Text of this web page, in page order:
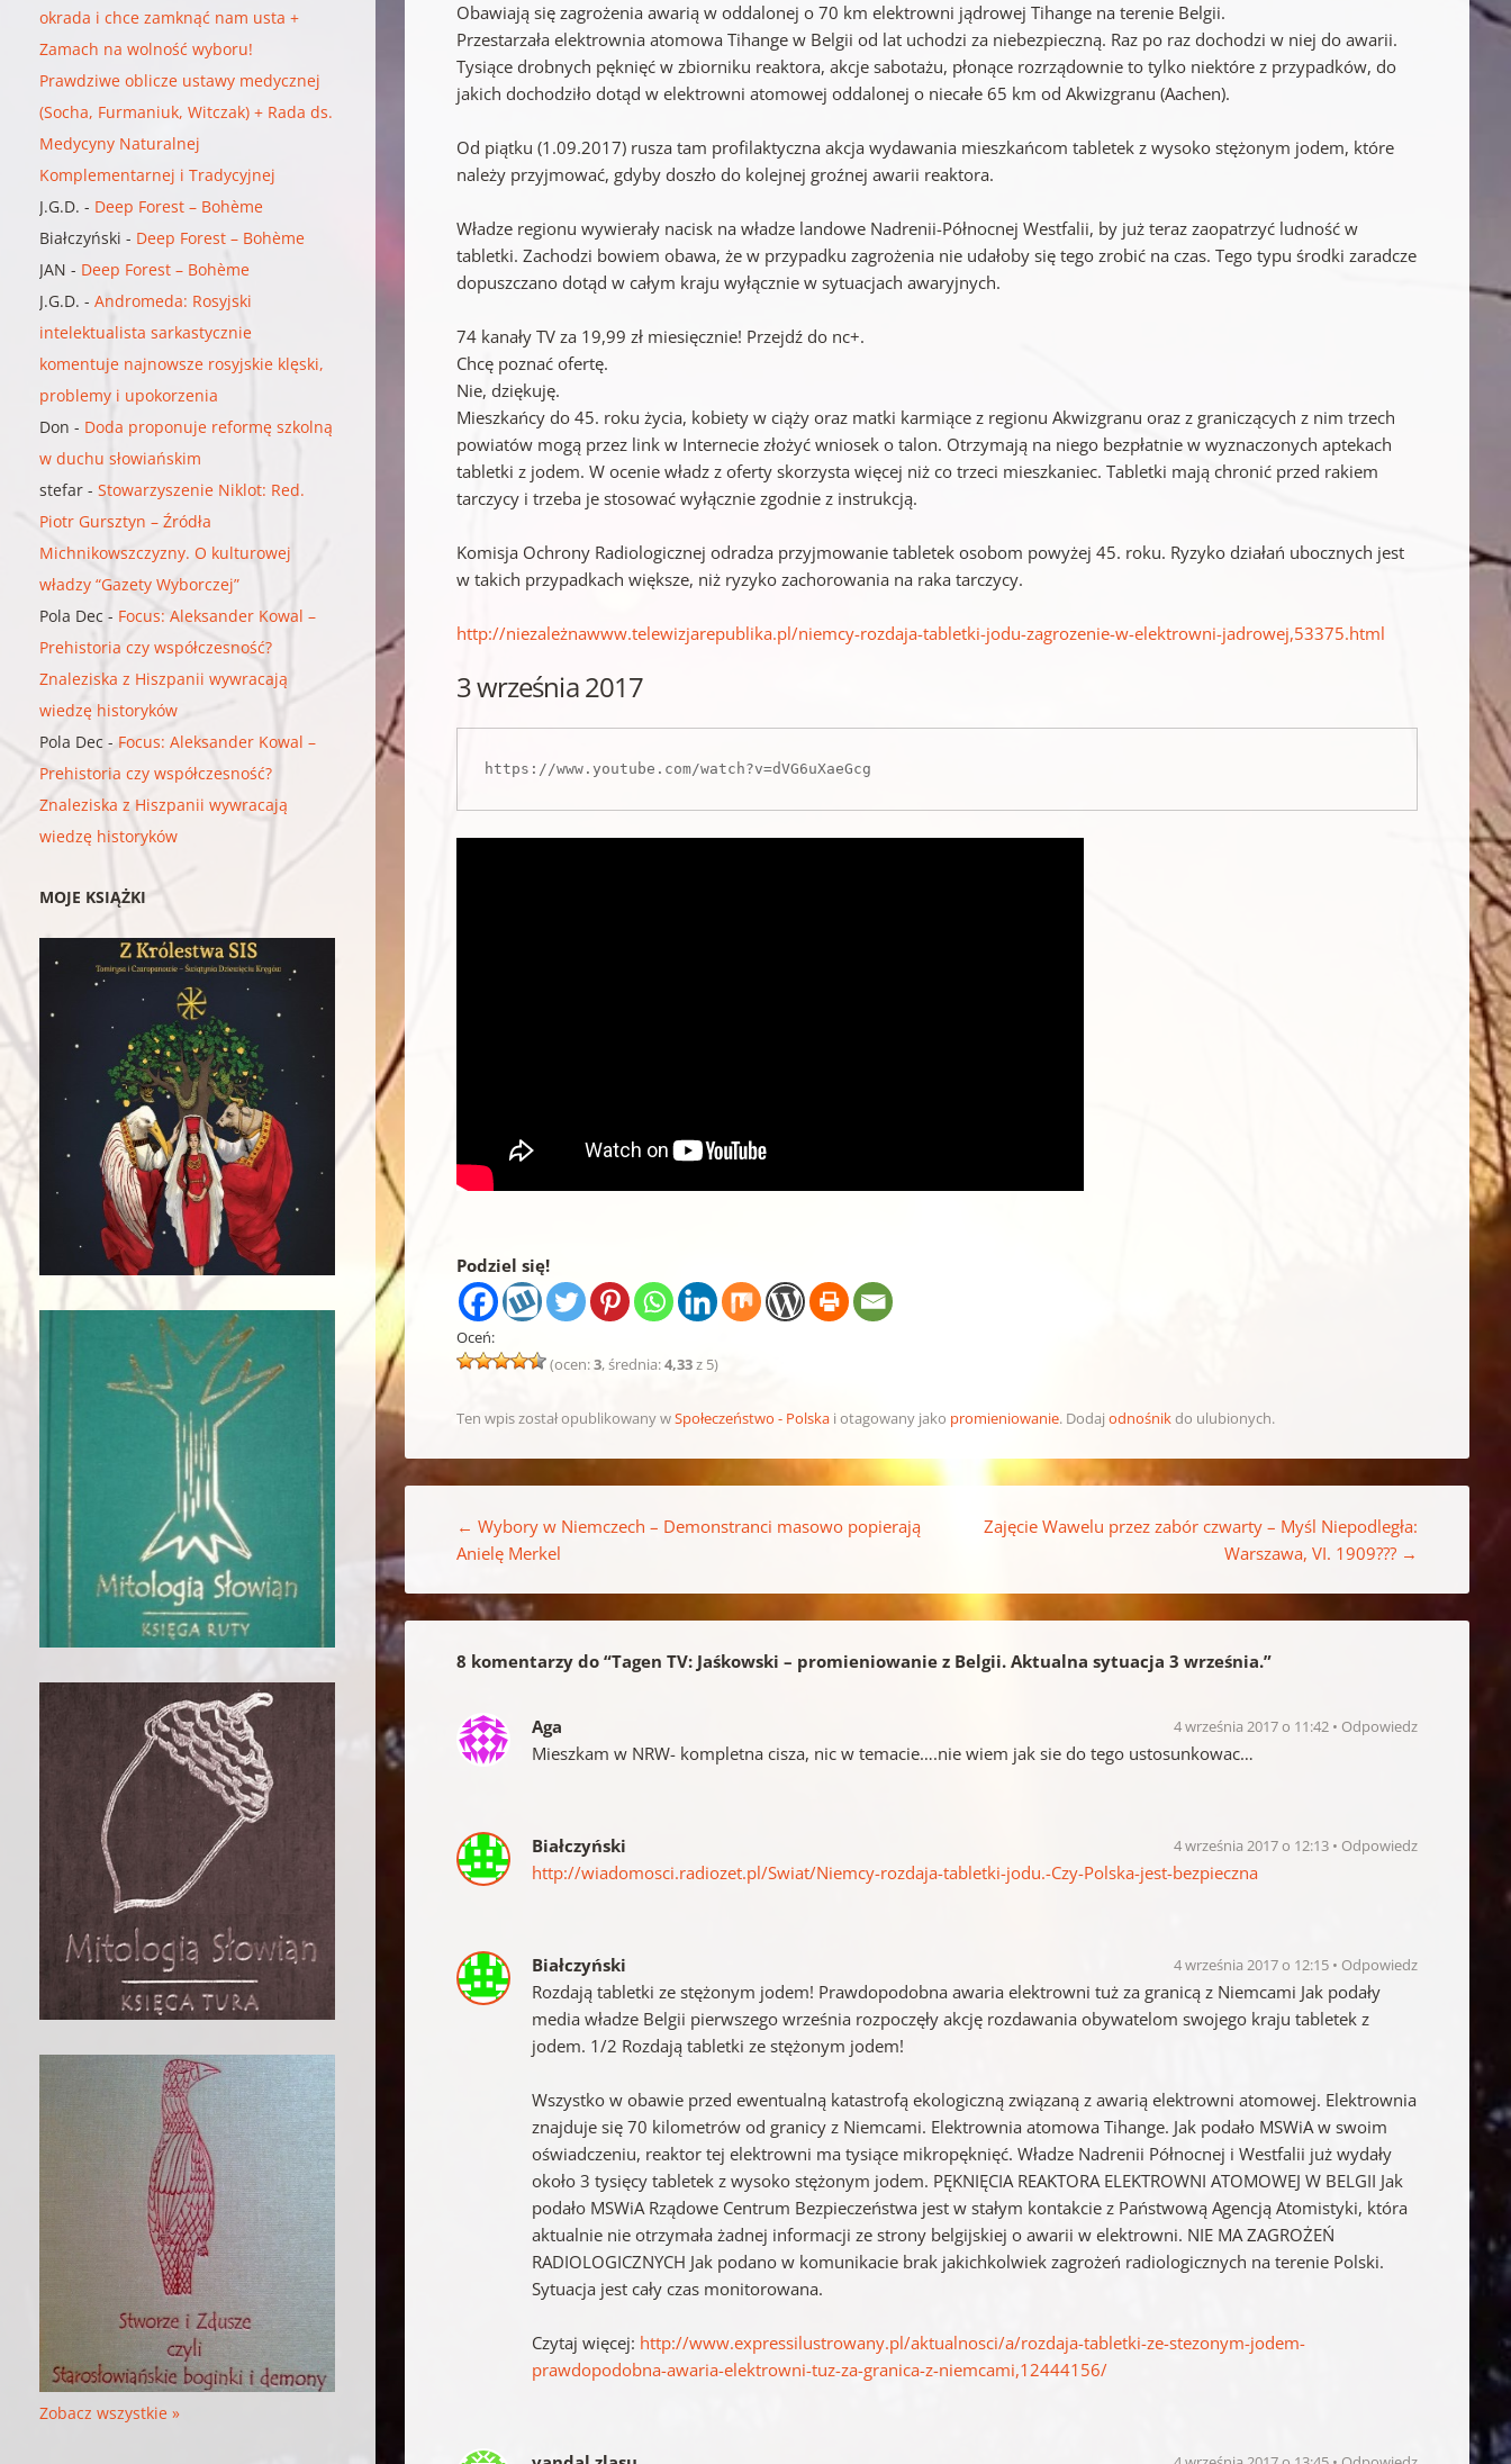
Obawiają się zagrożenia awarią w oddalonej o 70 km elektrowni jądrowej Tihange na terenie Belgii.
Przestarzała elektrownia atomowa Tihange w Belgii od lat uchodzi za niebezpieczną. Raz po raz dochodzi w niej do awarii.
Tysiące drobnych pęknięć w zbiorniku reaktora, akcje sabotażu, płonące rozrządownie to tylko niektóre z przypadków, do
jakich dochodziło dotąd w elektrowni atomowej oddalonej o niecałe 65 km od Akwizgranu (Aachen).
Od piątku (1.09.2017) rusza tam profilaktyczna akcja wydawania mieszkańcom tabletek z wysoko stężonym jodem, które
należy przyjmować, gdyby doszło do kolejnej groźnej awarii reaktora.
Władze regionu wywierały nacisk na władze landowe Nadrenii-Północnej Westfalii, by już teraz zaopatrzyć ludność w
tabletki. Zachodzi bowiem obawa, że w przypadku zagrożenia nie udałoby się tego zrobić na czas. Tego typu środki zaradcze
dopuszczano dotąd w całym kraju wyłącznie w sytuacjach awaryjnych.
74 kanały TV za 19,99 zł miesięcznie! Przejdź do nc+.
Chcę poznać ofertę.
Nie, dziękuję.
Mieszkańcy do 45. roku życia, kobiety w ciąży oraz matki karmiące z regionu Akwizgranu oraz z graniczących z nim trzech
powiatów mogą przez link w Internecie złożyć wniosek o talon. Otrzymają na niego bezpłatnie w wyznaczonych aptekach
tabletki z jodem. W ocenie władz z oferty skorzysta więcej niż co trzeci mieszkaniec. Tabletki mają chronić przed rakiem
tarczycy i trzeba je stosować wyłącznie zgodnie z instrukcją.
Komisja Ochrony Radiologicznej odradza przyjmowanie tabletek osobom powyżej 45. roku. Ryzyko działań ubocznych jest
w takich przypadkach większe, niż ryzyko zachorowania na raka tarczycy.
http://niezależnawww.telewizjarepublika.pl/niemcy-rozdaja-tabletki-jodu-zagrozenie-w-elektrowni-jadrowej,53375.html
3 września 2017
https://www.youtube.com/watch?v=dVG6uXaeGcg
Podziel się!
Oceń:
(ocen:3, średnia:4,33z 5)
Ten wpis został opublikowany wSpołeczeństwo - Polska i otagowany jako promieniowanie. Dodajodnośnikdo ulubionych.
← Wybory w Niemczech – Demonstranci masowo popierają
Anielę Merkel
Zajęcie Wawelu przez zabór czwarty – Myśl Niepodległa:
Warszawa, VI. 1909??? →
8 komentarzy do “Tagen TV: Jaśkowski – promieniowanie z Belgii. Aktualna sytuacja 3 września.”
Aga 4 września 2017 o 11:42 Odpowiedz
Mieszkam w NRW- kompletna cisza, nic w temacie….nie wiem jak sie do tego ustosunkowac…
Białczyński 4 września 2017 o 12:13 Odpowiedz
http://wiadomosci.radiozet.pl/Swiat/Niemcy-rozdaja-tabletki-jodu.-Czy-Polska-jest-bezpieczna
Białczyński 4 września 2017 o 12:15 Odpowiedz
Rozdają tabletki ze stężonym jodem! Prawdopodobna awaria elektrowni tuż za granicą z Niemcami Jak podały
media władze Belgii pierwszego września rozpoczęły akcję rozdawania obywatelom swojego kraju tabletek z
jodem. 1/2 Rozdają tabletki ze stężonym jodem!
Wszystko w obawie przed ewentualną katastrofą ekologiczną związaną z awarią elektrowni atomowej. Elektrownia
znajduje się 70 kilometrów od granicy z Niemcami. Elektrownia atomowa Tihange. Jak podało MSWiA w swoim
oświadczeniu, reaktor tej elektrowni ma tysiące mikropęknięć. Władze Nadrenii Północnej i Westfalii już wydały
około 3 tysięcy tabletek z wysoko stężonym jodem. PĘKNIĘCIA REAKTORA ELEKTROWNI ATOMOWEJ W BELGII Jak
podało MSWiA Rządowe Centrum Bezpieczeństwa jest w stałym kontakcie z Państwową Agencją Atomistyki, która
aktualnie nie otrzymała żadnej informacji ze strony belgijskiej o awarii w elektrowni. NIE MA ZAGROŻEŃ
RADIOLOGICZNYCH Jak podano w komunikacie brak jakichkolwiek zagrożeń radiologicznych na terenie Polski.
Sytuacja jest cały czas monitorowana.
Czytaj więcej: http://www.expressilustrowany.pl/aktualnosci/a/rozdaja-tabletki-ze-stezonym-jodem-
prawdopodobna-awaria-elektrowni-tuz-za-granica-z-niemcami,12444156/
okrada i chce zamknąć nam usta +
Zamach na wolność wyboru!
Prawdziwe oblicze ustawy medycznej
(Socha, Furmaniuk, Witczak) + Rada ds.
Medycyny Naturalnej
Komplementarnej i Tradycyjnej
J.G.D. - Deep Forest – Bohème
Białczyński - Deep Forest – Bohème
JAN - Deep Forest – Bohème
J.G.D. -Andromeda: Rosyjski
intelektualista sarkastycznie
komentuje najnowsze rosyjskie klęski,
problemy i upokorzenia
Don - Doda proponuje reformę szkolną
w duchu słowiańskim
stefar -Stowarzyszenie Niklot: Red.
Piotr Gursztyn – Źródła
Michnikowszczyzny. O kulturowej
władzy “Gazety Wyborczej”
Pola Dec - Focus: Aleksander Kowal –
Prehistoria czy współczesność?
Znaleziska z Hiszpanii wywracają
wiedzę historyków
Pola Dec - Focus: Aleksander Kowal –
Prehistoria czy współczesność?
Znaleziska z Hiszpanii wywracają
wiedzę historyków
MOJE KSIĄŻKI
Zobacz wszystkie »